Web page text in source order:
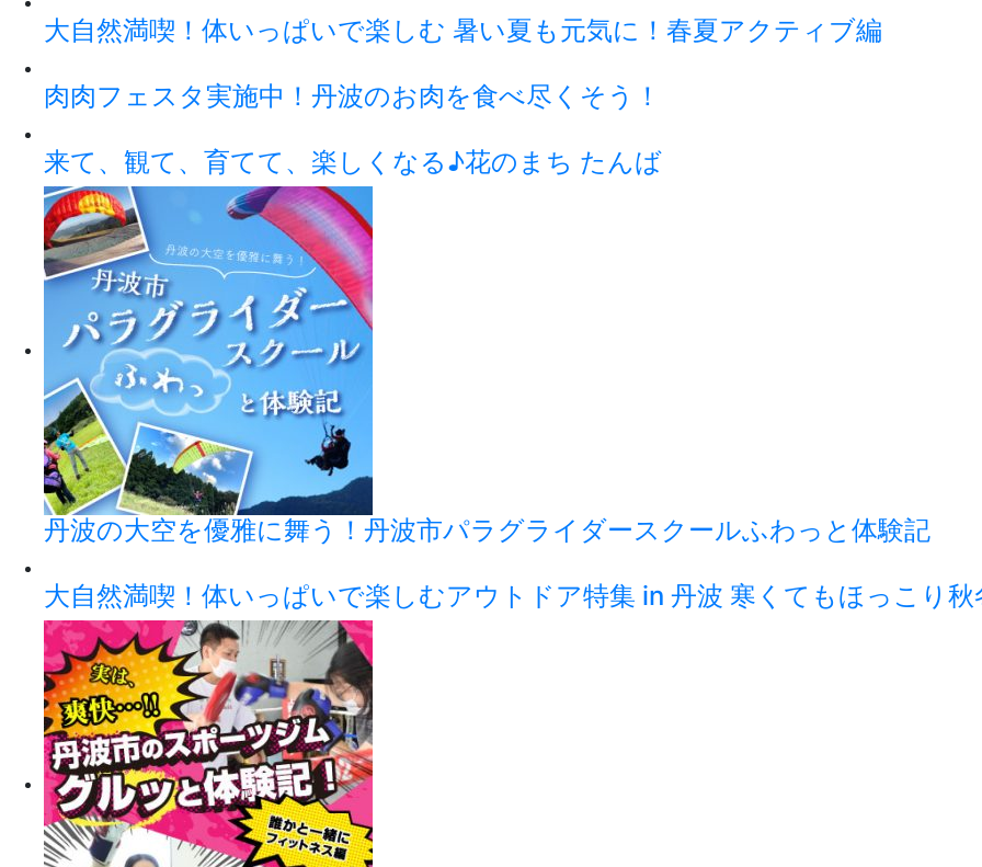
大自然満喫！体いっぱいで楽しむ 暑い夏も元気に！春夏アクティブ編
肉肉フェスタ実施中！丹波のお肉を食べ尽くそう！
来て、観て、育てて、楽しくなる♪花のまち たんば
丹波の大空を優雅に舞う！丹波市パラグライダースクールふわっと体験記
大自然満喫！体いっぱいで楽しむアウトドア特集 in 丹波 寒くてもほっこり秋